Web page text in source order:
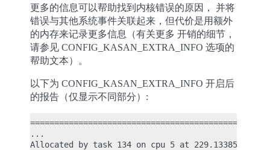
更多的信息可以帮助找到内核错误的原因， 并将
错误与其他系统事件关联起来，但代价是用额外
的内存来记录更多信息（有关更多 开销的细节，
请参见 CONFIG_KASAN_EXTRA_INFO 选项的
帮助文本）。
以下为 CONFIG_KASAN_EXTRA_INFO 开启后
的报告（仅显示不同部分）:
...
Allocated by task 134 on cpu 5 at 229.133855s: